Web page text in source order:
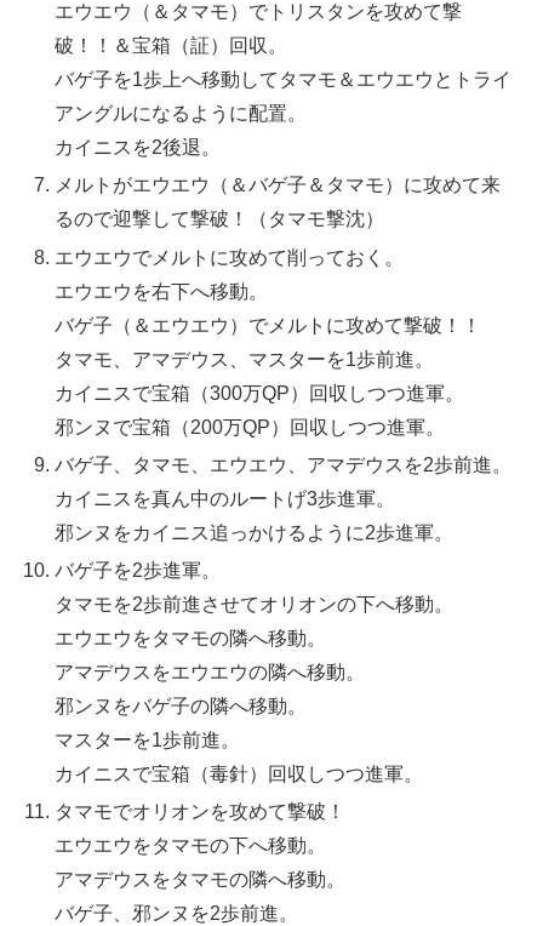
エウエウ（＆タマモ）でトリスタンを攻めて撃
破！！＆宝箱（証）回収。
バゲ子を1歩上へ移動してタマモ＆エウエウとトライ
アングルになるように配置。
カイニスを2後退。
メルトがエウエウ（＆バゲ子＆タマモ）に攻めて来
るので迎撃して撃破！（タマモ撃沈）
エウエウでメルトに攻めて削っておく。
エウエウを右下へ移動。
バゲ子（＆エウエウ）でメルトに攻めて撃破！！
タマモ、アマデウス、マスターを1歩前進。
カイニスで宝箱（300万QP）回収しつつ進軍。
邪ンヌで宝箱（200万QP）回収しつつ進軍。
バゲ子、タマモ、エウエウ、アマデウスを2歩前進。
カイニスを真ん中のルートげ3歩進軍。
邪ンヌをカイニス追っかけるように2歩進軍。
バゲ子を2歩進軍。
タマモを2歩前進させてオリオンの下へ移動。
エウエウをタマモの隣へ移動。
アマデウスをエウエウの隣へ移動。
邪ンヌをバゲ子の隣へ移動。
マスターを1歩前進。
カイニスで宝箱（毒針）回収しつつ進軍。
タマモでオリオンを攻めて撃破！
エウエウをタマモの下へ移動。
アマデウスをタマモの隣へ移動。
バゲ子、邪ンヌを2歩前進。